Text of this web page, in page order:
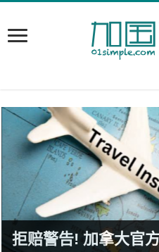
拒赔警告! 加拿大官